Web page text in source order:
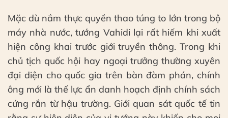
Mặc dù nắm thực quyền thao túng to lớn trong bộ
máy nhà nước, tướng Vahidi lại rất hiếm khi xuất
hiện công khai trước giới truyền thông. Trong khi
chủ tịch quốc hội hay ngoại trưởng thường xuyên
đại diện cho quốc gia trên bàn đàm phán, chính
ông mới là thế lực ẩn danh hoạch định chính sách
cứng rắn từ hậu trường. Giới quan sát quốc tế tin